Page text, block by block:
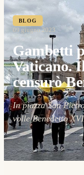
BLOG
09 giugno 2023
Gambetti
Vaticano.
censurò
In piazza San
volle Benedetto